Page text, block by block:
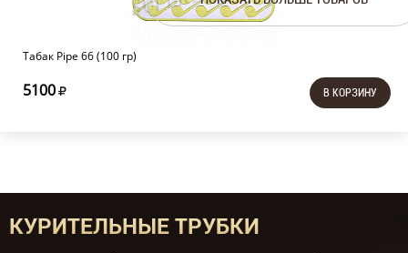
Табак Pipe 66 (100 гр)
5100 В КОРЗИНУ
КУРИТЕЛЬНЫЕ ТРУБКИ